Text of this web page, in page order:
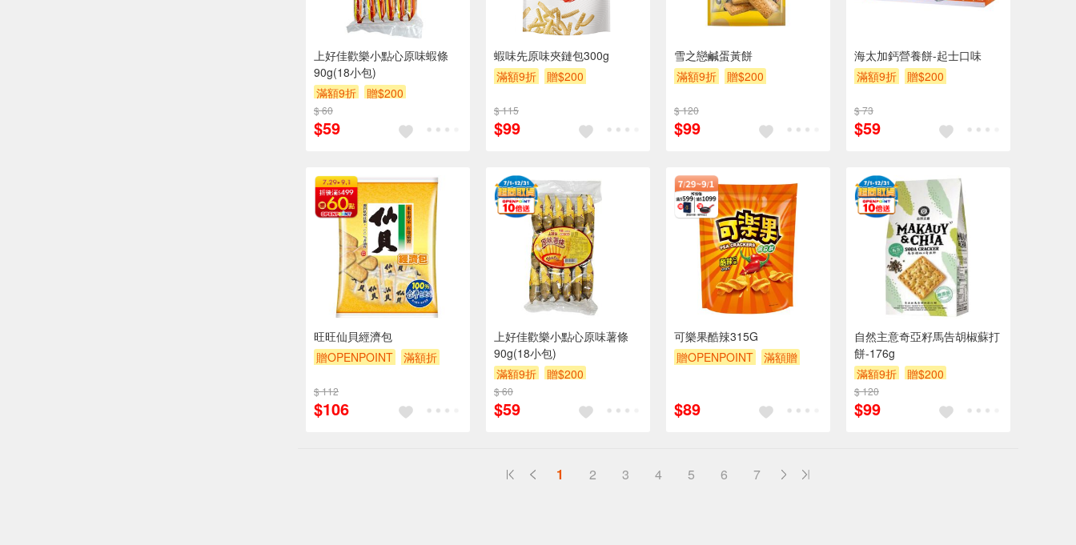
上好佳歡樂小點心原味蝦條
90g(18小包)
滿額9折
贈$200
$ 60
$59
蝦味先原味夾鏈包300g
滿額9折
贈$200
$ 115
$99
雪之戀鹹蛋黃餅
滿額9折
贈$200
$ 120
$99
海太加鈣營養餅-起士口味
滿額9折
贈$200
$ 73
$59
旺旺仙貝經濟包
贈OPENPOINT
滿額折
$ 112
$106
上好佳歡樂小點心原味薯條
90g(18小包)
滿額9折
贈$200
$ 60
$59
可樂果酷辣315G
贈OPENPOINT
滿額贈
$89
自然主意奇亞籽馬告胡椒蘇打
餅-176g
滿額9折
贈$200
$ 120
$99
1 2 3 4 5 6 7